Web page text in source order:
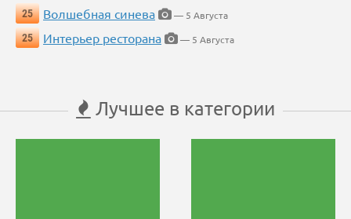
25
Волшебная синева
— 5 Августа
25
Интерьер ресторана — 5 Августа
Лучшее в категории